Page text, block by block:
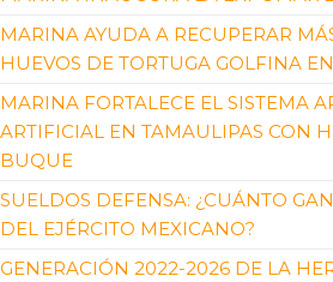
MARINA AYUDA A RECUPERAR
HUEVOS DE TORTUGA GOLFINA
MARINA FORTALECE EL SISTEMA
ARTIFICIAL EN TAMAULIPAS CON
BUQUE
SUELDOS DEFENSA: ¿CUÁNTO
DEL EJÉRCITO MEXICANO?
GENERACIÓN 2022-2026 DE LA